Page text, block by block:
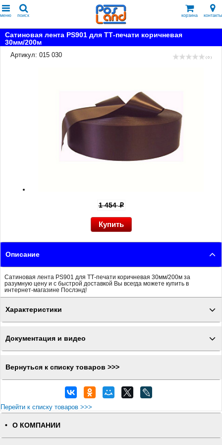
меню поиск корзина контакты
Сатиновая лента PS901 для ТТ-печати коричневая
30мм/200м
Артикул: 015 030
( 0 )
1 454p
Описание
Сатиновая лента PS901 для ТТ-печати коричневая 30мм/200м за
разумную цену и с быстрой доставкой Вы всегда можете купить в
интернет-магазине Послэнд!
Характеристики
Документация и видео
Вернуться к списку товаров >>>
Перейти к списку товаров >>>
О КОМПАНИИ